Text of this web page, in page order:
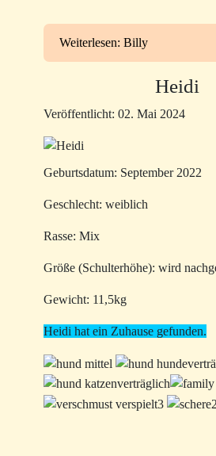
Weiterlesen: Billy
Heidi
Veröffentlicht: 02. Mai 2024
Geburtsdatum: September 2022
Geschlecht: weiblich
Rasse: Mix
Größe (Schulterhöhe): wird
Gewicht: 11,5kg
Heidi hat ein Zuhause gefunden.